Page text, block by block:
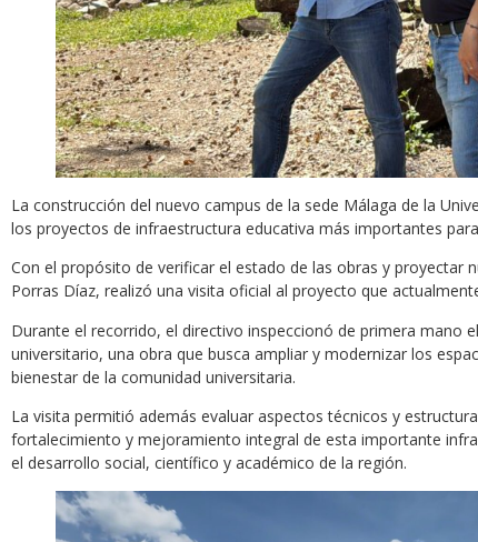
La construcción del nuevo campus de la sede Málaga de la
los proyectos de infraestructura educativa más importantes
Con el propósito de verificar el estado de las obras y proyectar
Porras Díaz, realizó una visita oficial al proyecto que
Durante el recorrido, el directivo inspeccionó de primera mano
universitario, una obra que busca ampliar y modernizar los
bienestar de la comunidad universitaria.
La visita permitió además evaluar aspectos técnicos y
fortalecimiento y mejoramiento integral de esta importante
el desarrollo social, científico y académico de la región.